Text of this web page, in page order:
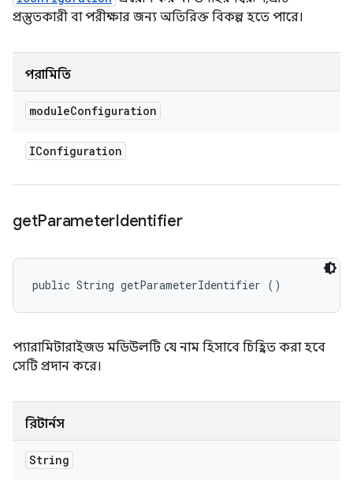
প্রস্তুতকারী বা পরীক্ষার জন্য অতিরিক্ত বিকল্প হতে পারে।
পরামিতি
moduleConfiguration
IConfiguration
getParameterIdentifier
public String getParameterIdentifier ()
প্যারামিটারাইজড মডিউলটি যে নাম হিসাবে চিহ্নিত করা হবে
সেটি প্রদান করে।
রিটার্নস
String